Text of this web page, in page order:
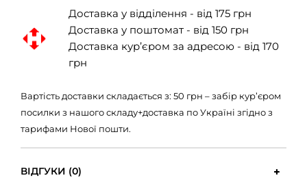
Доставка у відділення - від 175 грн
Доставка у поштомат - від 150 грн
Доставка кур’єром за адресою - від 170
грн
Вартість доставки складається з: 50 грн – забір кур’єром
посилки з нашого складу+доставка по Україні згідно з
тарифами Нової пошти.
ВІДГУКИ (0)